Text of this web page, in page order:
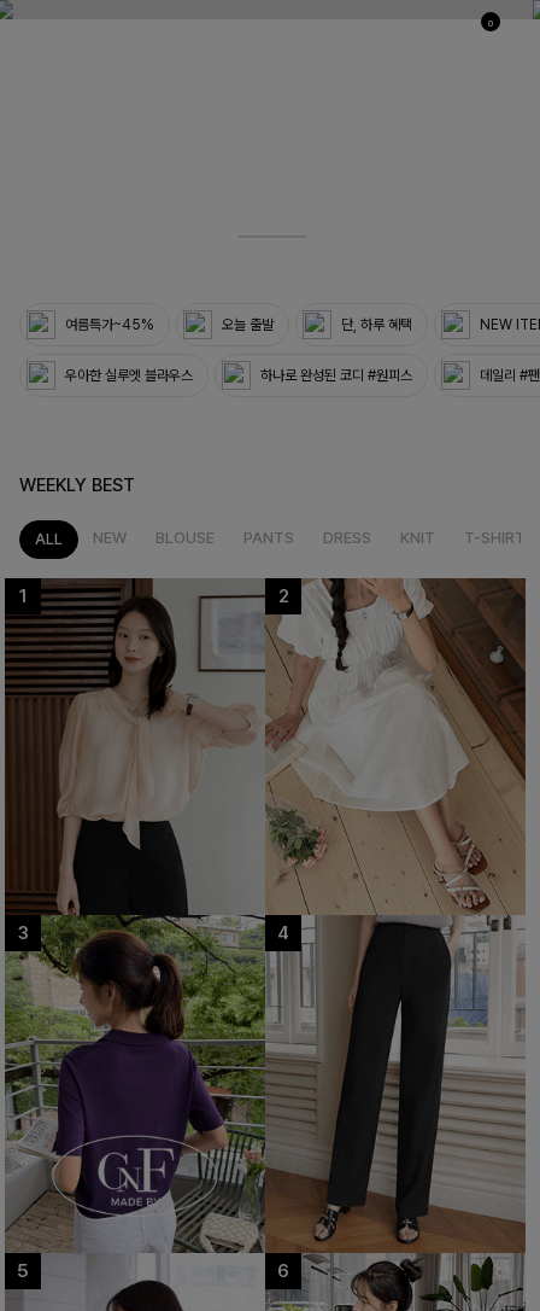
0
여름특가~45% 오늘 출발 단, 하루 혜택 NEW
우아한 실루엣 블라우스 하나로 완성된 코디 #원피스 데일리 #
WEEKLY BEST
ALL NEW BLOUSE PANTS DRESS KNIT T-SHIRT